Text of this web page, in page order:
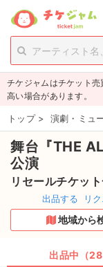
person_add 新規会員
チケットを探す
新着チケット
値下げしたチケット
都道府県からチケッ
もうすぐ開催のチケ
チケジャムはチケット
高い場合があります。
トップ > 演劇・ミュ
舞台『THE
公演
リセールチケッ
出品する リ
地域から
出品中（28